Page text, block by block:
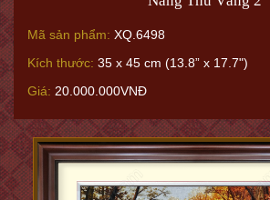
Mã sản phẩm: XQ.6498
Kích thước: 35 x 45 cm (13.8” x 17.7")
Giá: 20.000.000VNĐ